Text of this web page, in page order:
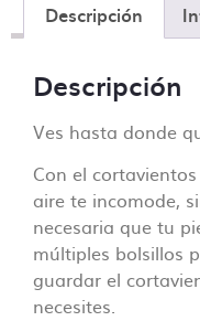
Descripción
Descripción
Ves hasta donde
Con el
aire te incomode,
necesaria que tu
múltiples bolsillos
guardar el
necesites.